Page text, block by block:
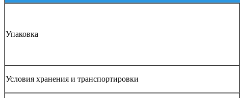
Упаковка
Условия хранения и транспортировки